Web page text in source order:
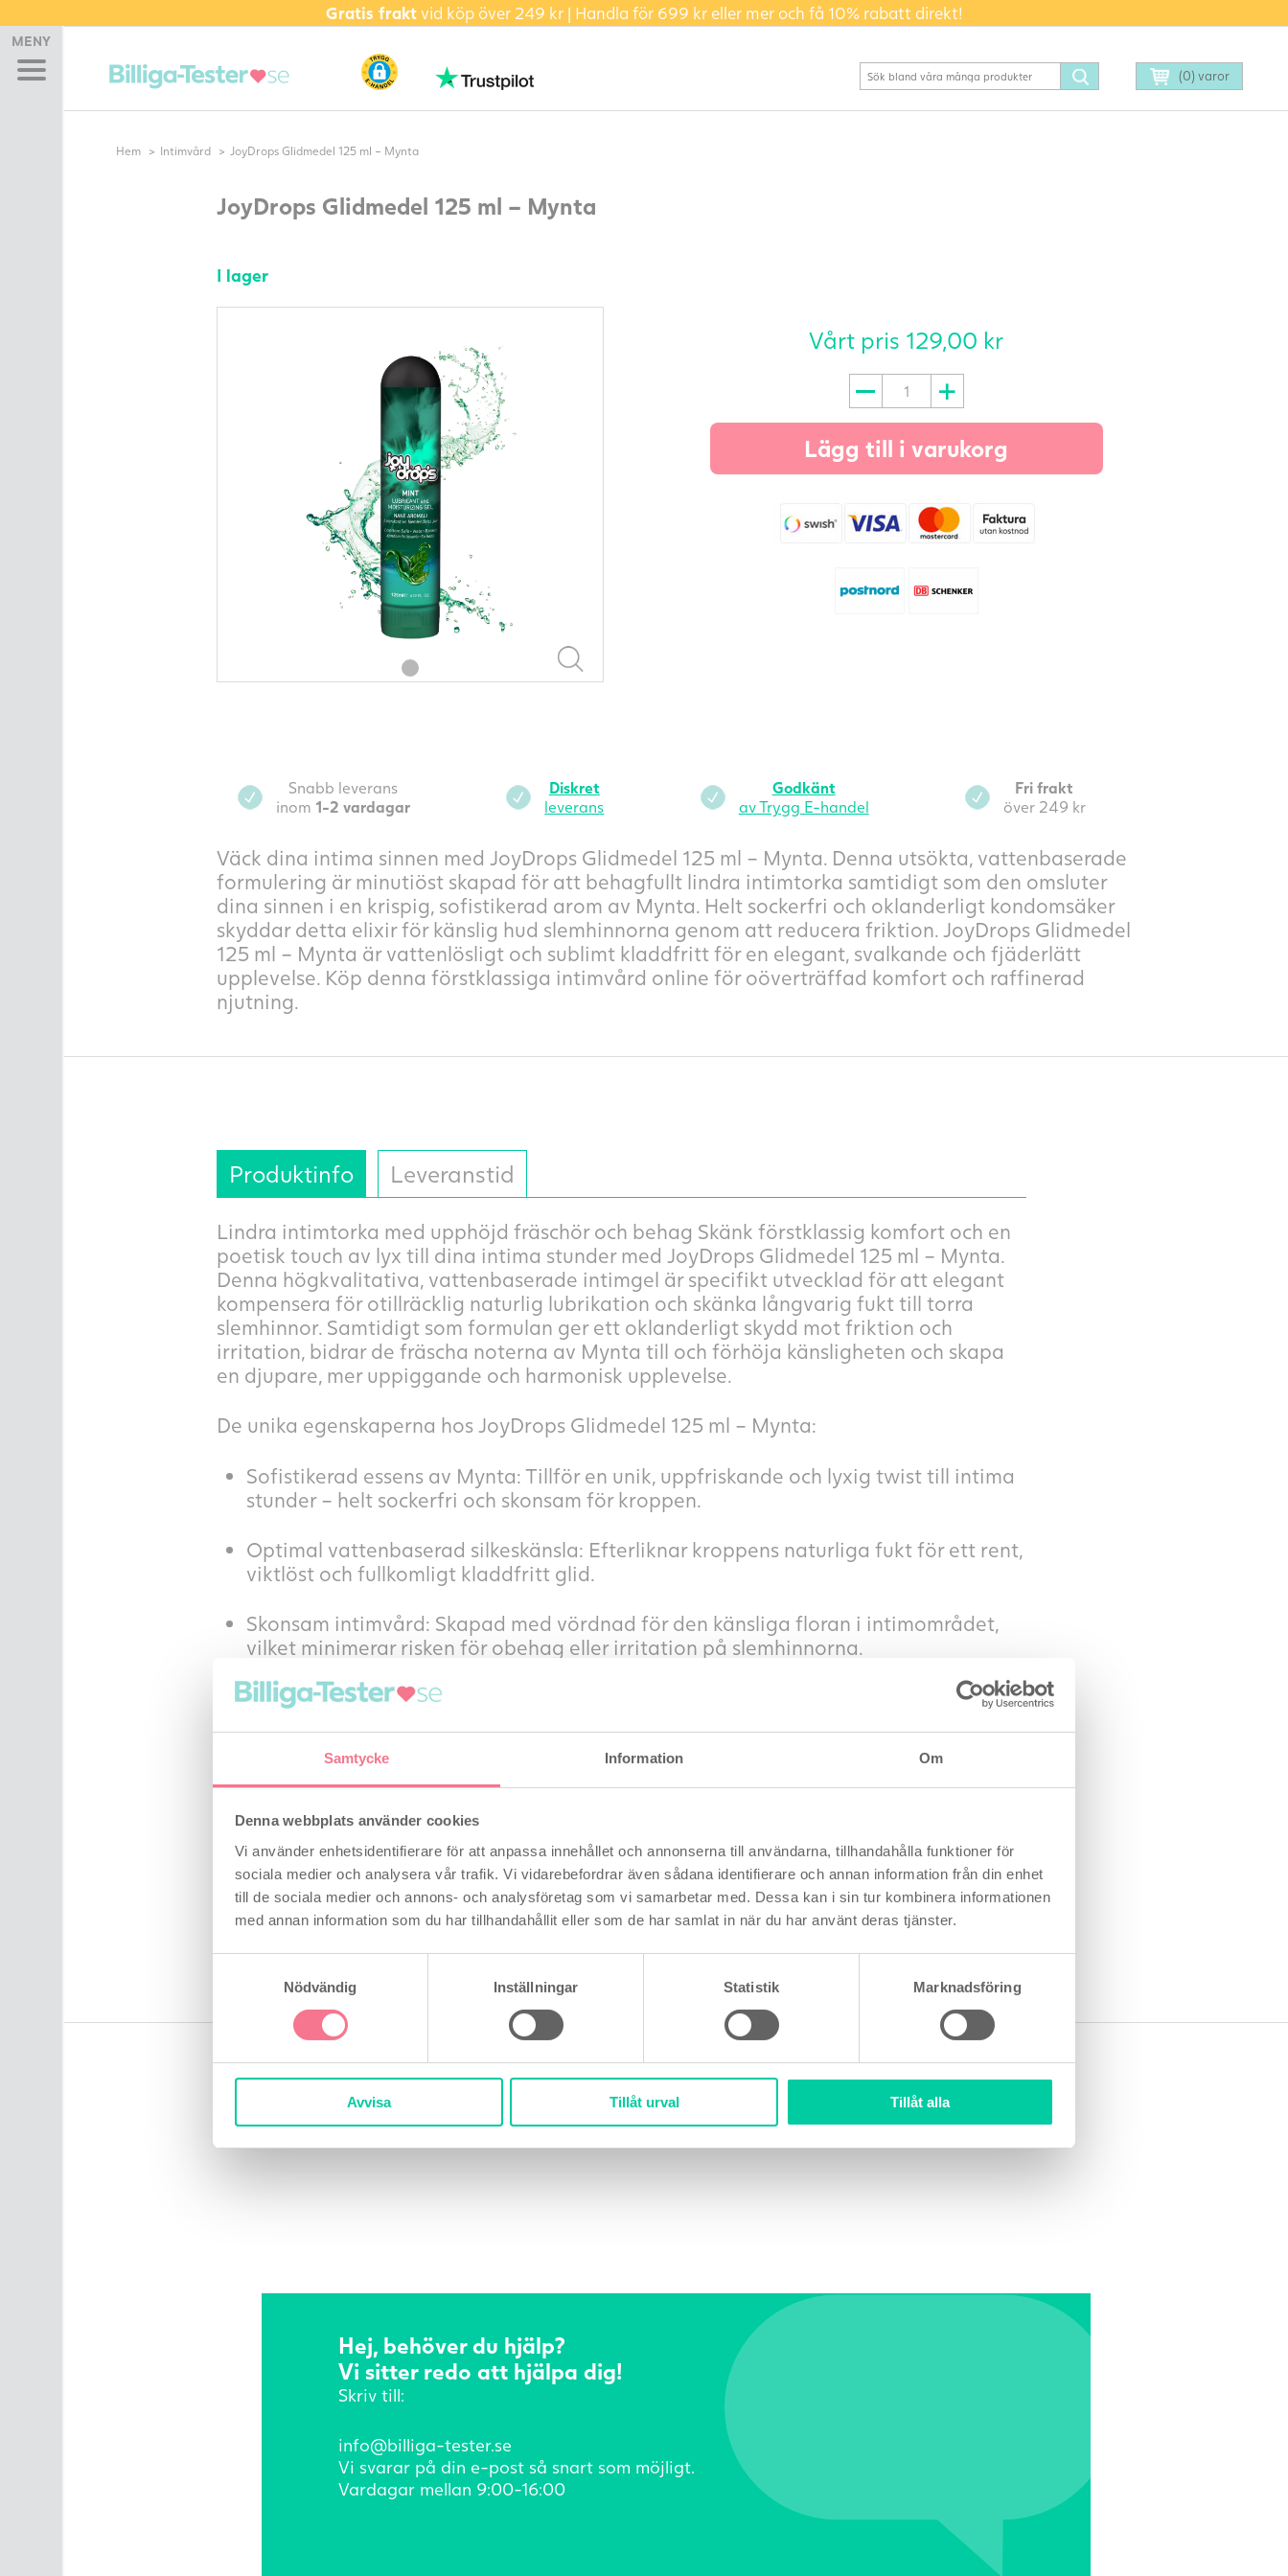
Gratis fraktvid köp över 249 kr | Handla för 699 kr eller mer och få 10% rabatt direkt!
Samtycke Information Om
Denna webbplats använder cookies
Vi använder enhetsidentifierare för att anpassa innehållet och annonserna till användarna, tillhandahålla funktioner för
sociala medier och analysera vår trafik. Vi vidarebefordrar även sådana identifierare och annan information från din enhet
till de sociala medier och annons- och analysföretag som vi samarbetar med. Dessa kan i sin tur kombinera informationen
med annan information som du har tillhandahållit eller som de har samlat in när du har använt deras tjänster.
Nödvändig
Inställningar Statistik Marknadsföring
Avvisa Tillåt urval Tillåt alla
(0) varor
MENY
Graviditetstest
Hem Intimvård JoyDrops Glidmedel 125 ml – Mynta
JoyDrops Glidmedel 125 ml – Mynta
I lager
Vårt pris 129,00 kr
JoyDrops
Glidmedel
ml
-
mängd
Lägg till i varukorg
Snabb leverans
inom 1-2 vardagar
Diskret
leverans
Godkänt
av Trygg E-handel
Fri frakt
över 249 kr
Väck dina intima sinnen med JoyDrops Glidmedel 125 ml – Mynta. Denna utsökta, vattenbaserade
formulering är minutiöst skapad för att behagfullt lindra intimtorka samtidigt som den omsluter
dina sinnen i en krispig, sofistikerad arom av Mynta. Helt sockerfri och oklanderligt kondomsäker
skyddar detta elixir för känslig hud slemhinnorna genom att reducera friktion. JoyDrops Glidmedel
125 ml – Mynta är vattenlösligt och sublimt kladdfritt för en elegant, svalkande och fjäderlätt
upplevelse. Köp denna förstklassiga intimvård online för oöverträffad komfort och raffinerad
njutning.
Produktinfo Leveranstid
Lindra intimtorka med upphöjd fräschör och behag Skänk förstklassig komfort och en
poetisk touch av lyx till dina intima stunder med JoyDrops Glidmedel 125 ml – Mynta.
Denna högkvalitativa, vattenbaserade intimgel är specifikt utvecklad för att elegant
kompensera för otillräcklig naturlig lubrikation och skänka långvarig fukt till torra
slemhinnor. Samtidigt som formulan ger ett oklanderligt skydd mot friktion och
irritation, bidrar de fräscha noterna av Mynta till och förhöja känsligheten och skapa
en djupare, mer uppiggande och harmonisk upplevelse.
De unika egenskaperna hos JoyDrops Glidmedel 125 ml – Mynta:
Sofistikerad essens av Mynta: Tillför en unik, uppfriskande och lyxig twist till intima
stunder – helt sockerfri och skonsam för kroppen.
Optimal vattenbaserad silkeskänsla: Efterliknar kroppens naturliga fukt för ett rent,
viktlöst och fullkomligt kladdfritt glid.
Skonsam intimvård: Skapad med vördnad för den känsliga floran i intimområdet,
vilket minimerar risken för obehag eller irritation på slemhinnorna.
Kompatibel med kondomer & leksaker: 100 % säkert att använda tillsammans med
Vattenlösligt & lätt att skölja av: Tvättas enkelt bort med ljummet vatten utan att
lämna fläckar på exklusiva lakan, kläder eller hud.
Certifierad medicinteknisk säkerhet: Tillverkat under strikta europeiska standarder
(ISO 13485:2016 och GMP) för högsta trygghet på den skandinaviska marknaden.
Användarinstruktioner:Applicera önskad mängd gel direkt på intimområdet eller
Hej, behöver du hjälp?
Vi sitter redo att hjälpa dig!
Skriv till:
info@billiga-tester.se
Vi svarar på din e-post så snart som möjligt.
Vardagar mellan 9:00-16:00